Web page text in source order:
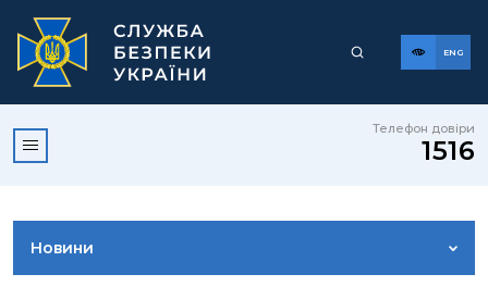
ENG
Телефон довіри
1516
Новини